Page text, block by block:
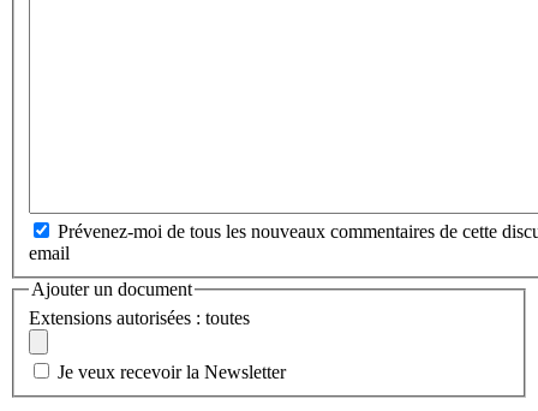
Prévenez-moi de tous les nouveaux commentaires de cette
email
Ajouter un document
Extensions autorisées : toutes
Je veux recevoir la Newsletter